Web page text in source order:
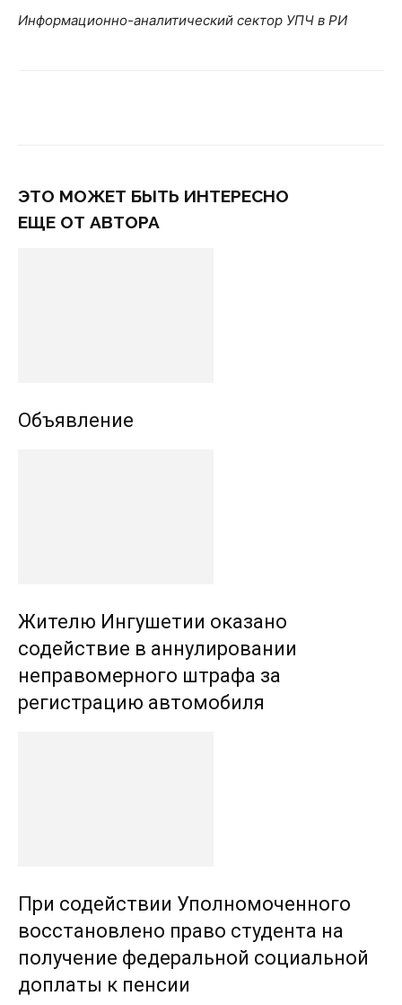
Информационно-аналитический сектор УПЧ в РИ
ЭТО МОЖЕТ БЫТЬ ИНТЕРЕСНО
ЕЩЕ ОТ АВТОРА
Объявление
Жителю Ингушетии оказано
содействие в аннулировании
неправомерного штрафа за
регистрацию автомобиля
При содействии Уполномоченного
восстановлено право студента на
получение федеральной социальной
доплаты к пенсии